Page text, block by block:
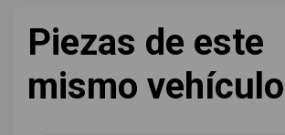
Piezas de este
mismo vehículo